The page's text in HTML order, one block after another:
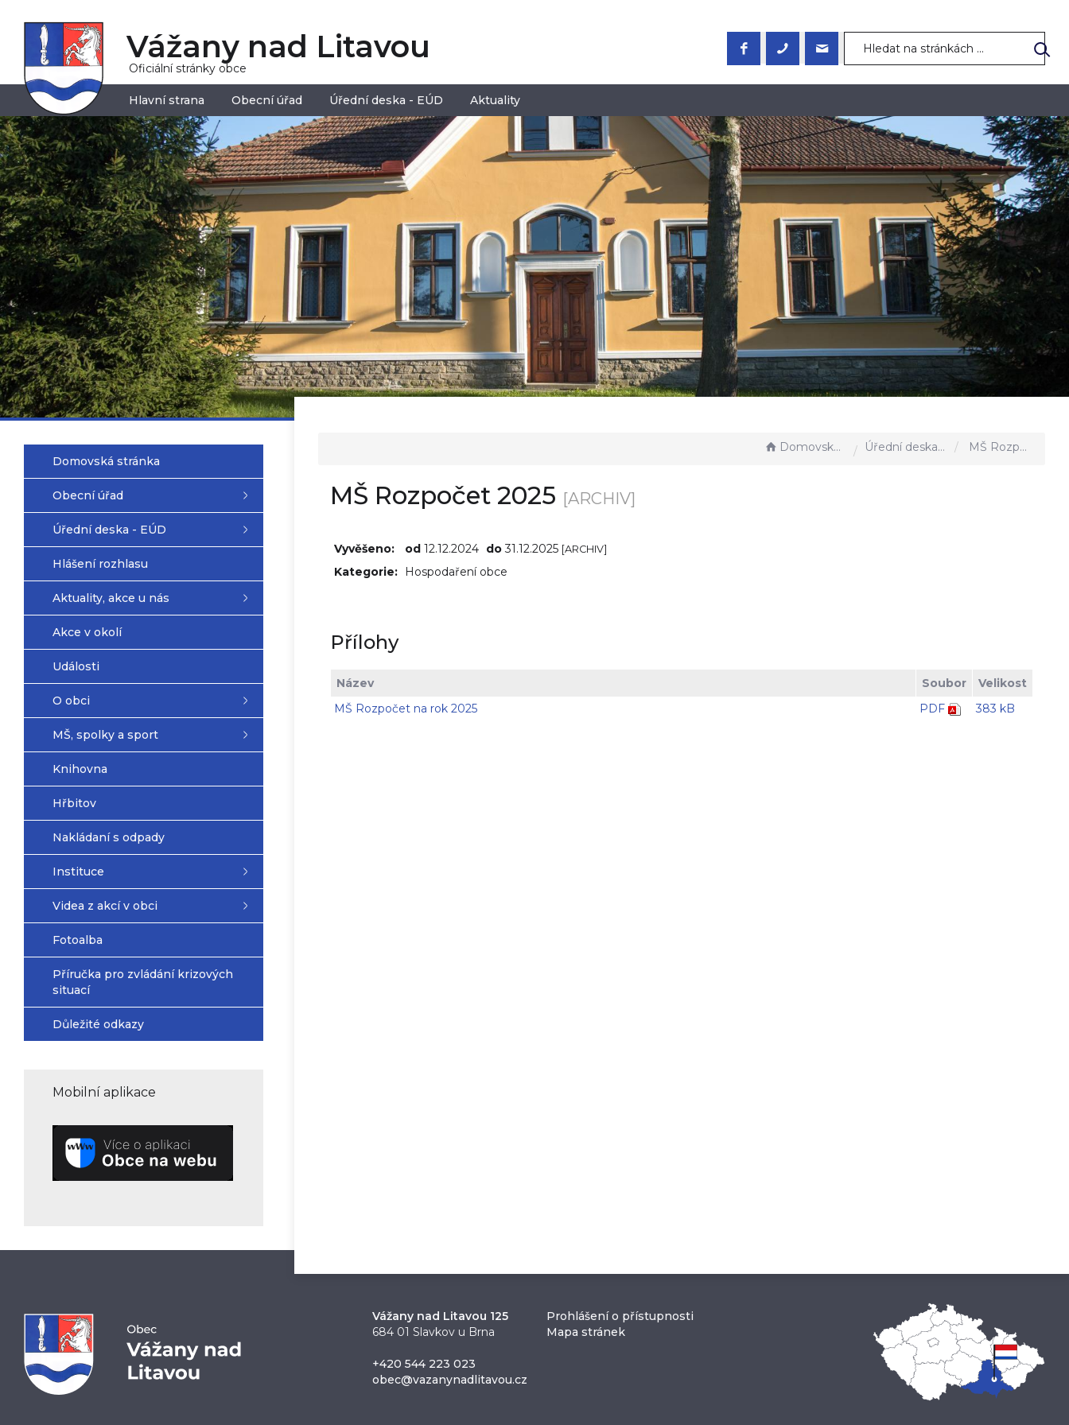
Vážany nad Litavou
Oficiální stránky obce
Hlavní strana Obecní úřad Úřední deska - EÚD Aktuality
Domovská stránka
Obecní úřad
Úřední deska - EÚD
Hlášení rozhlasu
Aktuality, akce u nás
Akce v okolí
Události
O obci
MŠ, spolky a sport
Knihovna
Hřbitov
Nakládaní s odpady
Instituce
Videa z akcí v obci
Fotoalba
Příručka pro zvládání krizových
situací
Důležité odkazy
Mobilní aplikace
Domovská stránka Úřední deska - EÚD MŠ Rozpočet 2025
MŠ Rozpočet 2025 [ARCHIV]
Vyvěšeno: od 12.12.2024 do31.12.2025 [ARCHIV]
Kategorie: Hospodaření obce
Přílohy
Název Soubor
Velikost
MŠ Rozpočet na rok 2025
PDF 383 kB
Vážany nad Litavou 125
684 01 Slavkov u Brna
+420 544 223 023
obec@vazanynadlitavou.cz
Prohlášení o přístupnosti
Mapa stránek